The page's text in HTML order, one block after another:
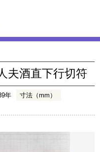
夫酒直下行切符
年
寸法（mm）